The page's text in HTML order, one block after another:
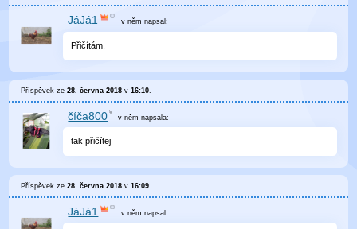
JáJá1 v něm napsal:
Přičítám.
Příspěvek ze28. června 2018 v16:10
číča800 v něm napsala:
tak přičítej
Příspěvek ze28. června 2018 v16:09.
JáJá1 v něm napsal: